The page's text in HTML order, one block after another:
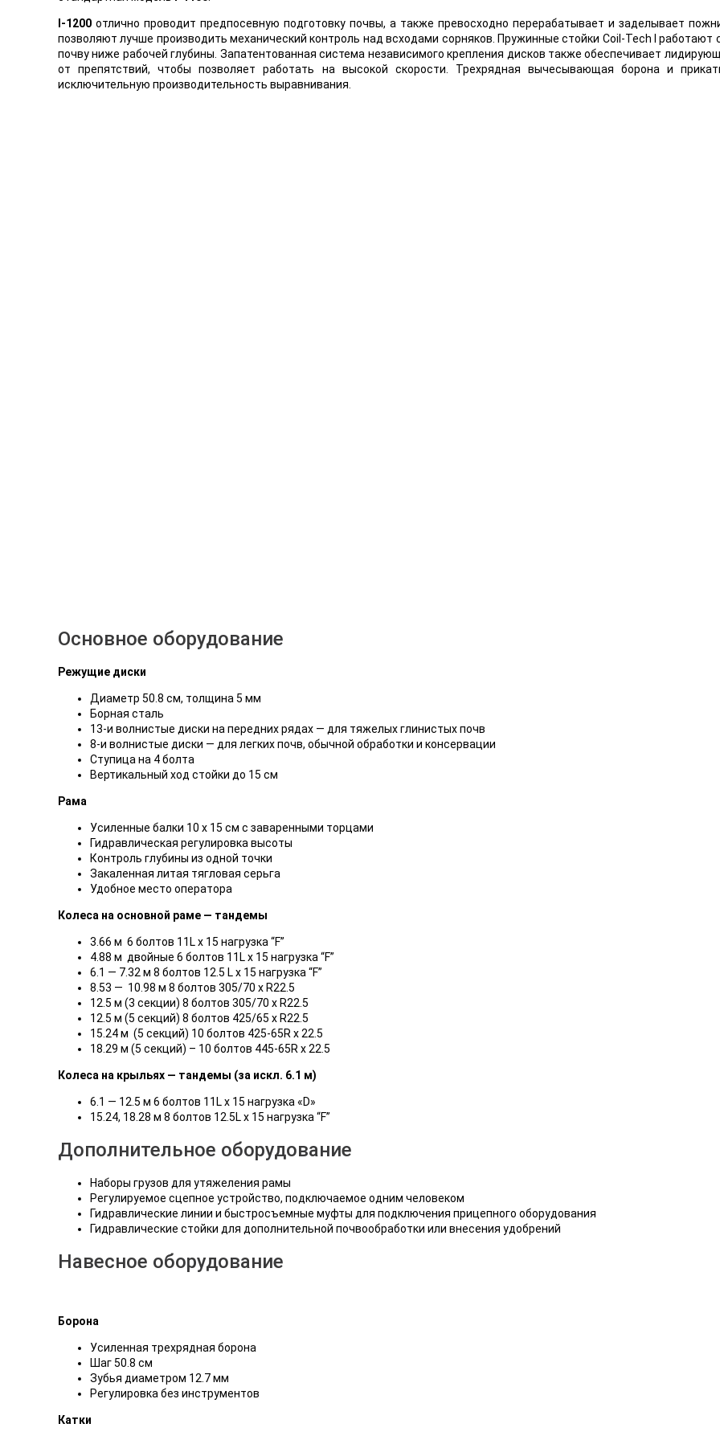
I-1200 отлично проводит предпосевную подготовку почвы, а также превосходно перерабатывает и заделывает
позволяют лучше производить механический контроль над всходами сорняков. Пружинные стойки Coil-Tech I
почву ниже рабочей глубины. Запатентованная система независимого крепления дисков также обеспечивает
от препятствий, чтобы позволяет работать на высокой скорости. Трехрядная вычесывающая борона и
исключительную производительность выравнивания.
Основное оборудование
Режущие диски
Диаметр 50.8 см, толщина 5 мм
Борная сталь
13-и волнистые диски на передних рядах — для тяжелых глинистых почв
8-и волнистые диски — для легких почв, обычной обработки и консервации
Ступица на 4 болта
Вертикальный ход стойки до 15 см
Рама
Усиленные балки 10 x 15 см с заваренными торцами
Гидравлическая регулировка высоты
Контроль глубины из одной точки
Закаленная литая тягловая серьга
Удобное место оператора
Колеса на основной раме — тандемы
3.66 м 6 болтов 11L x 15 нагрузка “F”
4.88 м двойные 6 болтов 11L x 15 нагрузка “F”
6.1 — 7.32 м 8 болтов 12.5 L x 15 нагрузка “F”
8.53 — 10.98 м 8 болтов 305/70 x R22.5
12.5 м (3 секции) 8 болтов 305/70 x R22.5
12.5 м (5 секций) 8 болтов 425/65 x R22.5
15.24 м (5 секций) 10 болтов 425-65R x 22.5
18.29 м (5 секций) – 10 болтов 445-65R x 22.5
Колеса на крыльях — тандемы (за искл. 6.1 м)
6.1 — 12.5 м 6 болтов 11L x 15 нагрузка «D»
15.24, 18.28 м 8 болтов 12.5L x 15 нагрузка “F”
Дополнительное оборудование
Наборы грузов для утяжеления рамы
Регулируемое сцепное устройство, подключаемое одним человеком
Гидравлические линии и быстросъемные муфты для подключения прицепного оборудования
Гидравлические стойки для дополнительной почвообработки или внесения удобрений
Навесное оборудование
Борона
Усиленная трехрядная борона
Шаг 50.8 см
Зубья диаметром 12.7 мм
Регулировка без инструментов
Катки